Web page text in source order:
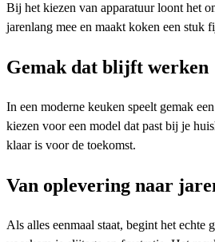
Bij het kiezen van apparatuur loont het
jarenlang mee en maakt koken een
Gemak dat blijft werken
In een moderne keuken speelt gemak
kiezen voor een model dat past bij je
klaar is voor de toekomst.
Van oplevering naar
Als alles eenmaal staat, begint het